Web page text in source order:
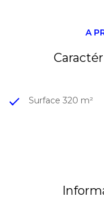
Dossier complet et
A
Surface 320 m²